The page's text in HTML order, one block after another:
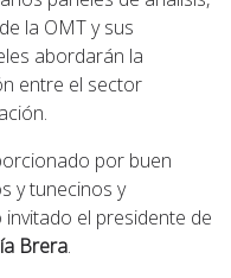
la OMT y sus
abordarán la
entre el sector
por buen
y tunecinos y
el presidente de
Brera.